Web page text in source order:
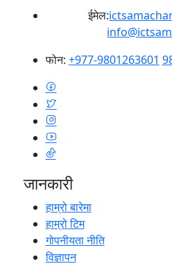
ईमेल:
फोन: +977-9801263601
जानकारी
हाम्रो बारेमा
हाम्रो टिम
गोपनीयता नीति
विज्ञापन